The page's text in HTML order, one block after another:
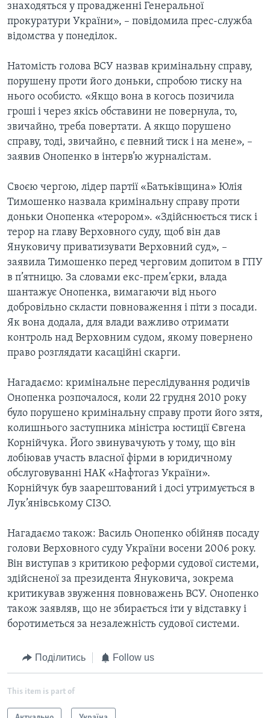
знаходяться у провадженні Генеральної
прокуратури України», – повідомила прес-служба
відомства у понеділок.
Натомість голова ВСУ назвав кримінальну справу,
порушену проти його доньки, спробою тиску на
нього особисто. «Якщо вона в когось позичила
гроші і через якісь обставини не повернула, то,
звичайно, треба повертати. А якщо порушено
справу, тоді, звичайно, є певний тиск і на мене», –
заявив Онопенко в інтерв’ю журналістам.
Своєю чергою, лідер партії «Батьківщина» Юлія
Тимошенко назвала кримінальну справу проти
доньки Онопенка «терором». «Здійснюється тиск і
терор на главу Верховного суду, щоб він дав
Януковичу приватизувати Верховний суд», –
заявила Тимошенко перед черговим допитом в ГПУ
в п’ятницю. За словами екс-прем’єрки, влада
шантажує Онопенка, вимагаючи від нього
добровільно скласти повноваження і піти з посади.
Як вона додала, для влади важливо отримати
контроль над Верховним судом, якому повернено
право розглядати касаційні скарги.
Нагадаємо: кримінальне переслідування родичів
Онопенка розпочалося, коли 22 грудня 2010 року
було порушено кримінальну справу проти його зятя,
колишнього заступника міністра юстиції Євгена
Корнійчука. Його звинувачують у тому, що він
лобіював участь власної фірми в юридичному
обслуговуванні НАК «Нафтогаз України».
Корнійчук був заарештований і досі утримується в
Лук’янівському СІЗО.
Нагадаємо також: Василь Онопенко обійняв посаду
голови Верховного суду України восени 2006 року.
Він виступав з критикою реформи судової системи,
здійсненої за президента Януковича, зокрема
критикував звуження повноважень ВСУ. Онопенко
також заявляв, що не збирається іти у відставку і
боротиметься за незалежність судової системи.
Поділитись Follow us
This item is part of